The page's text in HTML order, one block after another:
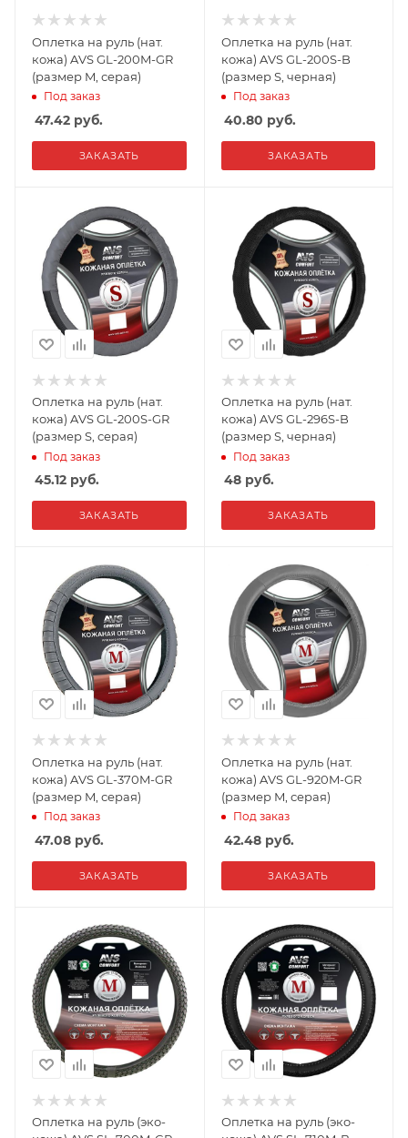
Оплетка на руль (нат.
кожа) AVS GL-200M-GR
(размер M, серая)
Под заказ
47.42 руб.
ЗАКАЗАТЬ
Оплетка на руль (нат.
кожа) AVS GL-200S-B
(размер S, черная)
Под заказ
40.80 руб.
ЗАКАЗАТЬ
Оплетка на руль (нат.
кожа) AVS GL-200S-GR
(размер S, серая)
Под заказ
45.12 руб.
ЗАКАЗАТЬ
Оплетка на руль (нат.
кожа) AVS GL-296S-B
(размер S, черная)
Под заказ
48руб.
ЗАКАЗАТЬ
Оплетка на руль (нат.
кожа) AVS GL-370M-GR
(размер M, серая)
Под заказ
47.08 руб.
ЗАКАЗАТЬ
Оплетка на руль (нат.
кожа) AVS GL-920M-GR
(размер M, серая)
Под заказ
42.48руб.
ЗАКАЗАТЬ
Оплетка на руль (эко-
Оплетка на руль (эко-